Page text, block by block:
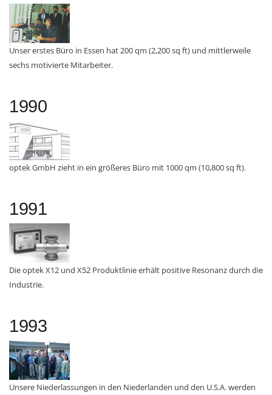
Unser erstes Büro in Essen hat 200 qm (2,200 sq ft) und mittlerweile
sechs motivierte Mitarbeiter.
1990
optek GmbH zieht in ein größeres Büro mit 1000 qm (10,800 sq ft).
1991
Die optek X12 und X52 Produktlinie erhält positive Resonanz durch die
Industrie.
1993
Unsere Niederlassungen in den Niederlanden und den U.S.A. werden